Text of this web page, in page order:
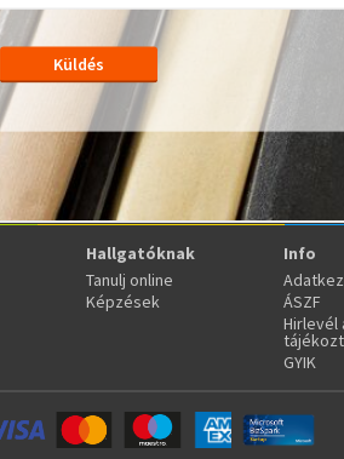
Hallgatóknak
Tanulj online
Képzések
Info
ÁSZF
Hirlevél
GYIK